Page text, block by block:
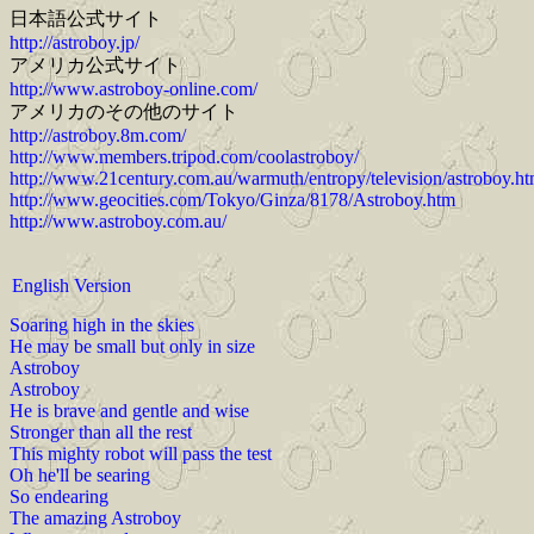
日本語公式サイト
http://astroboy.jp/
アメリカ公式サイト
http://www.astroboy-online.com/
アメリカのその他のサイト
http://astroboy.8m.com/
http://www.members.tripod.com/coolastroboy/
http://www.21century.com.au/warmuth/entropy/television/
http://www.geocities.com/Tokyo/Ginza/8178/Astroboy.htm
http://www.astroboy.com.au/
English Version
Soaring high in the skies
He may be small but only in size
Astroboy
Astroboy
He is brave and gentle and wise
Stronger than all the rest
This mighty robot will pass the test
Oh he'll be searing
So endearing
The amazing Astroboy